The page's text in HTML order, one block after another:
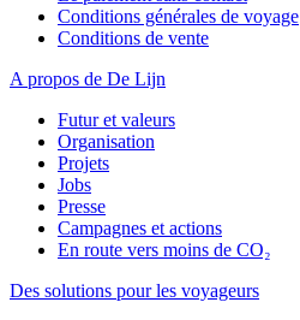
Conditions générales de voyage
Conditions de vente
A propos de De Lijn
Futur et valeurs
Organisation
Projets
Jobs
Presse
Campagnes et actions
En route vers moins de CO₂
Des solutions pour les voyageurs